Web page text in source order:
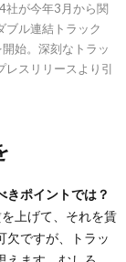
社が今年3月から関
ブル連結トラック
始。深刻なトラッ
レスリリースより引
ポイントでは？
上げて、それを賃
欠ですが、トラッ